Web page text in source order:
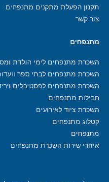
תקנון הפעלת מתקנים מתנפחים
צור קשר
מתנפחים
השכרת מתנפחים לימי הולדת
השכרת מתנפחים לבתי ספר
השכרת מתנפחים לפסטיבלים
חבילות מתנפחים
השכרת ציוד לאירועים
קטלוג מתנפחים
מתנפחים
איזורי שירות השכרת מתנפחים